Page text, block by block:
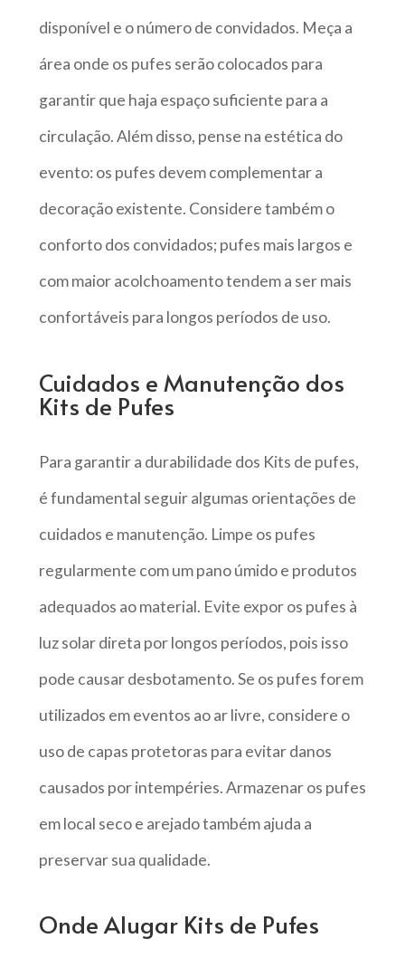
disponível e o número de convidados. Meça a
área onde os pufes serão colocados para
garantir que haja espaço suficiente para a
circulação. Além disso, pense na estética do
evento: os pufes devem complementar a
decoração existente. Considere também o
conforto dos convidados; pufes mais largos e
com maior acolchoamento tendem a ser mais
confortáveis para longos períodos de uso.
Cuidados e Manutenção dos
Kits de Pufes
Para garantir a durabilidade dos Kits de pufes,
é fundamental seguir algumas orientações de
cuidados e manutenção. Limpe os pufes
regularmente com um pano úmido e produtos
adequados ao material. Evite expor os pufes à
luz solar direta por longos períodos, pois isso
pode causar desbotamento. Se os pufes forem
utilizados em eventos ao ar livre, considere o
uso de capas protetoras para evitar danos
causados por intempéries. Armazenar os pufes
em local seco e arejado também ajuda a
preservar sua qualidade.
Onde Alugar Kits de Pufes